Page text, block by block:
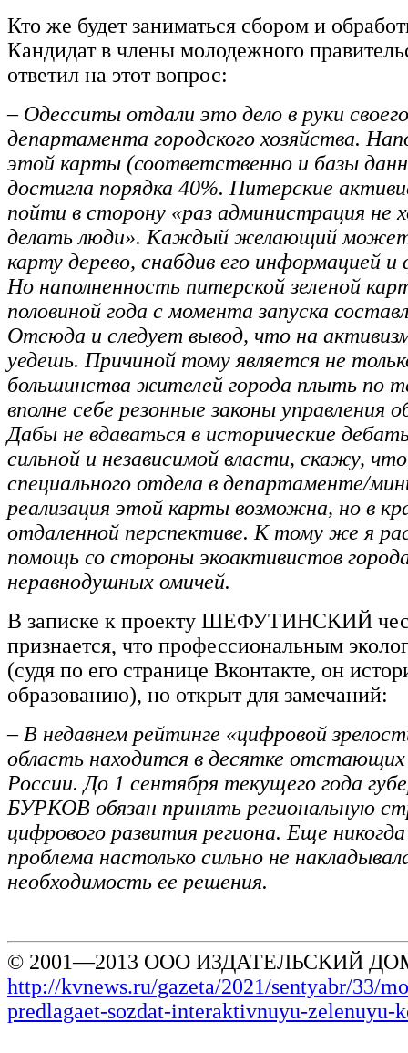
Кто же будет заниматься сбором и
Кандидат в члены молодежного
ответил на этот вопрос:
– Одесситы отдали это дело в руки своего
департамента городского хозяйства.
этой карты (соответственно и базы
достигла порядка 40%. Питерские
пойти в сторону «раз администрация не
делать люди». Каждый желающий может
карту дерево, снабдив его информацией
Но наполненность питерской зеленой
половиной года с момента запуска
Отсюда и следует вывод, что на
уедешь. Причиной тому является не
большинства жителей города плыть по
вполне себе резонные законы управления
Дабы не вдаваться в исторические
сильной и независимой власти, скажу,
специального отдела в департаменте/
реализация этой карты возможна, но в
отдаленной перспективе. К тому же я
помощь со стороны экоактивистов
неравнодушных омичей.
В записке к проекту ШЕФУТИНСКИЙ
признается, что профессиональным
(судя по его странице Вконтакте, он
образованию), но открыт для замечаний:
– В недавнем рейтинге «цифровой
область находится в десятке отстающих
России. До 1 сентября текущего года
БУРКОВ обязан принять региональную
цифрового развития региона. Еще
проблема настолько сильно не
необходимость ее решения.
© 2001—2013 ООО ИЗДАТЕЛЬСКИЙ
http://kvnews.ru/gazeta/2021/sentyabr/33/
predlagaet-sozdat-interaktivnuyu-zelenuyu-